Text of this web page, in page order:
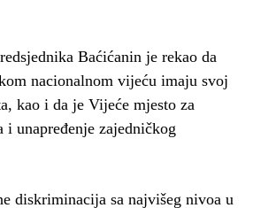
Baćićanin je rekao da
nacionalnom vijeću imaju svoj
kao i da je Vijeće mjesto za
i unapređenje zajedničkog
diskriminacija sa najvišeg nivoa u